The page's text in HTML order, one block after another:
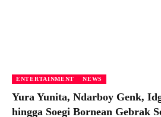
ENTERTAINMENT NEWS
Yura Yunita, Ndarboy Genk,
hingga Soegi Bornean Gebrak